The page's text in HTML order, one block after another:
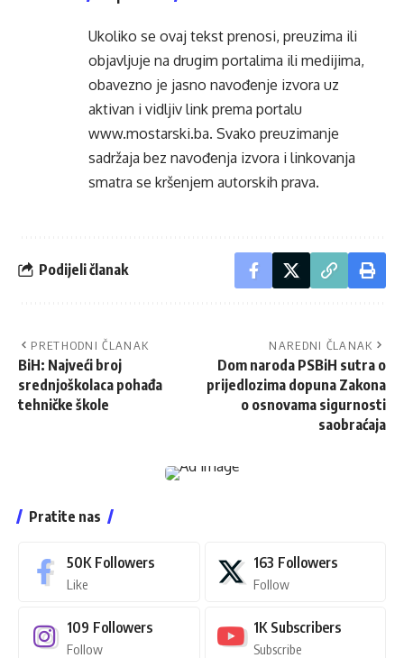
Ukoliko se ovaj tekst prenosi, preuzima ili
objavljuje na drugim portalima ili medijima,
obavezno je jasno navođenje izvora uz
aktivan i vidljiv link prema portalu
www.mostarski.ba. Svako preuzimanje
sadržaja bez navođenja izvora i linkovanja
smatra se kršenjem autorskih prava.
Podijeli članak
PRETHODNI ČLANAK
BiH: Najveći broj
srednjoškolaca pohađa
tehničke škole
NAREDNI ČLANAK
Dom naroda PSBiH sutra o
prijedlozima dopuna Zakona
o osnovama sigurnosti
saobraćaja
Pratite nas
50K Followers
Like
163 Followers
Follow
109 Followers
Follow
1K Subscribers
Subscribe